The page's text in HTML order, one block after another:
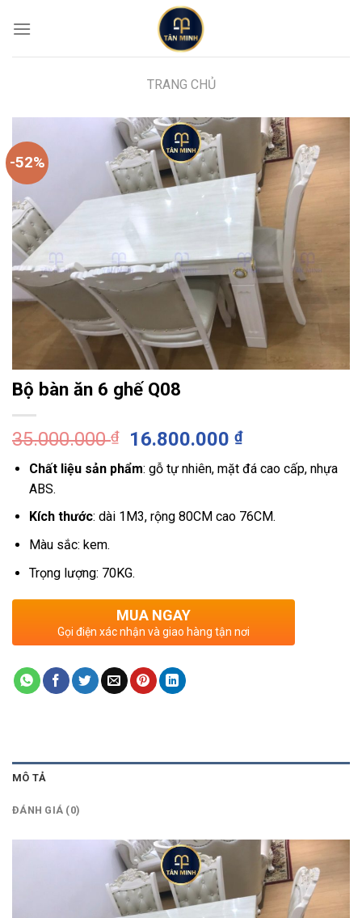
TRANG CHỦ
-52%
Bộ bàn ăn 6 ghế Q08
35.000.000₫
Giá
gốc
là:
16.800.000₫Giá
hiện
tại
16.800.000
Chất liệu sản phẩm: gỗ tự nhiên, mặt đá cao cấp, nhựa
ABS.
Kích thước: dài 1M3, rộng 80CM cao 76CM.
Màu sắc: kem.
Trọng lượng: 70KG.
MUA NGAY
Gọi điện xác nhận và giao hàng tận nơi
MÔ TẢ
ĐÁNH GIÁ (0)